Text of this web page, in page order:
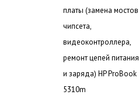
платы (замена мостов
чипсета,
видеоконтроллера,
ремонт цепей питания
и заряда) HP ProBook
5310m